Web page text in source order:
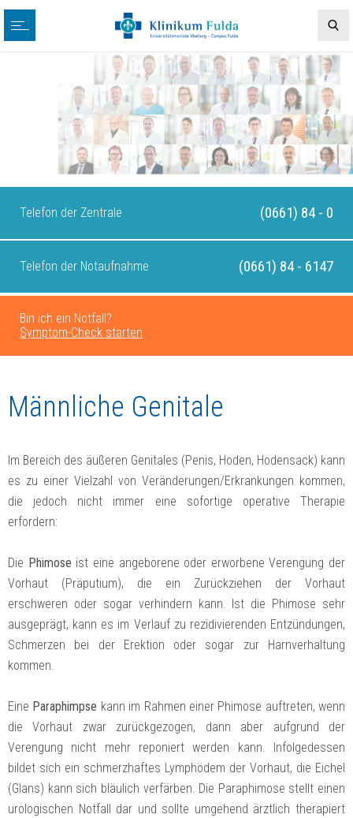
Telefon der Zentrale (0661) 84 - 0
Telefon der Notaufnahme (0661) 84 - 6147
Bin ich ein Notfall?
Symptom-Check starten
Männliche Genitale
Im Bereich des äußeren Genitales (Penis, Hoden, Hodensack) kann
es zu einer Vielzahl von Veränderungen/Erkrankungen kommen,
die jedoch nicht immer eine sofortige operative Therapie
erfordern:
Die Phimose ist eine angeborene oder erworbene Verengung der
Vorhaut (Präputium), die ein Zurückziehen der Vorhaut
erschweren oder sogar verhindern kann. Ist die Phimose sehr
ausgeprägt, kann es im Verlauf zu rezidivierenden Entzündungen,
Schmerzen bei der Erektion oder sogar zur Harnverhaltung
kommen.
Eine Paraphimpse kann im Rahmen einer Phimose auftreten, wenn
die Vorhaut zwar zurückgezogen, dann aber aufgrund der
Verengung nicht mehr reponiert werden kann. Infolgedessen
bildet sich ein schmerzhaftes Lymphödem der Vorhaut, die Eichel
(Glans) kann sich bläulich verfärben. Die Paraphimose stellt einen
urologischen Notfall dar und sollte umgehend ärztlich therapiert